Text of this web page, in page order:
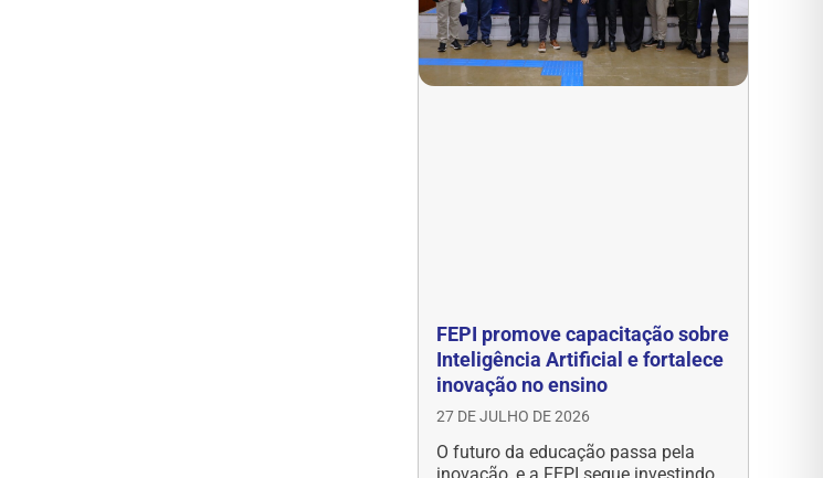
FEPI promove capacitação sobre
Inteligência Artificial e fortalece
inovação no ensino
27 DE JULHO DE 2026
O futuro da educação passa pela
inovação, e a FEPI segue investindo